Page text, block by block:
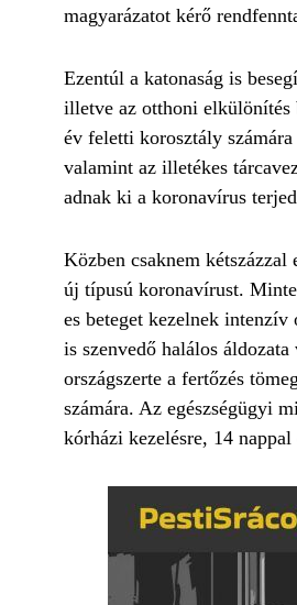
magyarázatot kérő
Ezentúl a katonaság is
illetve az otthoni elkülönítés
év feletti korosztály
valamint az illetékes
adnak ki a koronavírus
Közben csaknem
új típusú koronavírust.
es beteget kezelnek
is szenvedő halálos
országszerte a fertőzés
számára. Az egészségügyi
kórházi kezelésre, 14